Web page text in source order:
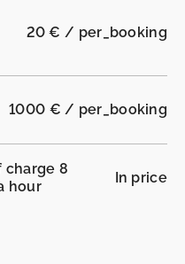
20 € / per_booking
1000 € / per_booking
charge 8
hour
In price